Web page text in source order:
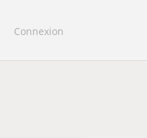
Connexion